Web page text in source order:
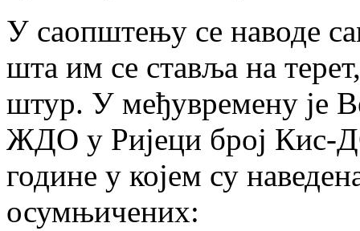
У саопштењу се наводе
шта им се ставља на
штур. У међувремену је
ЖДО у Ријеци број Кис-
године у којем су
осумњичених: